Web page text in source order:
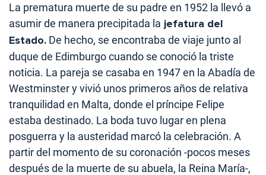
La prematura muerte de su padre en 1952 la llevó a
asumir de manera precipitada la jefatura del
Estado. De hecho, se encontraba de viaje junto al
duque de Edimburgo cuando se conoció la triste
noticia. La pareja se casaba en 1947 en la Abadía de
Westminster y vivió unos primeros años de relativa
tranquilidad en Malta, donde el príncipe Felipe
estaba destinado. La boda tuvo lugar en plena
posguerra y la austeridad marcó la celebración. A
partir del momento de su coronación -pocos meses
después de la muerte de su abuela, la Reina María-,